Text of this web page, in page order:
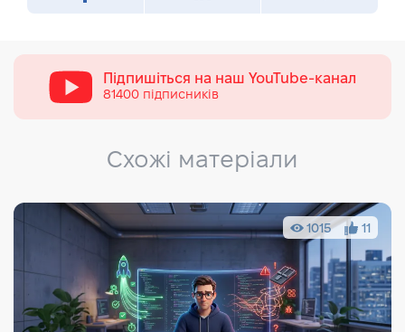
Підпишіться на наш YouTube-канал
81400 підписників
Схожі матеріали
1015 11